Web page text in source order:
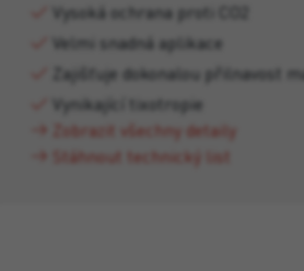
Vysoká ochrana proti CO2
Velmi snadná aplikace
Zajišťuje dokonalou přilnavost
Vynikající tixotropie
Zobrazit všechny detaily
Stáhnout technický list